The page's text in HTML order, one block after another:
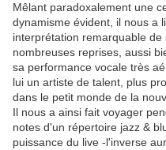
Mêlant paradoxalement une
dynamisme évident, il nous a
interprétation remarquable
nombreuses reprises, aussi
sa performance vocale très
lui un artiste de talent, plus
dans le petit monde de la
Il nous a ainsi fait voyager
notes d'un répertoire jazz &
puissance du live -l'inverse